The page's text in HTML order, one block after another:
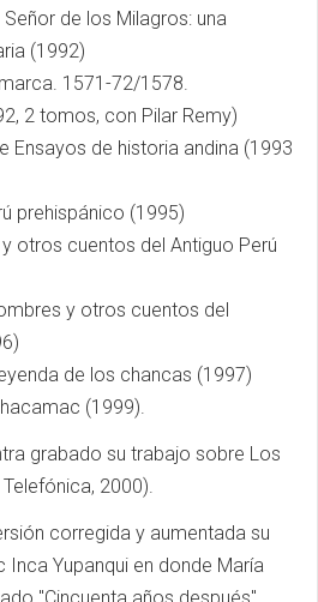
de los Milagros: una
(1992)
1571-72/1578.
2 tomos, con Pilar Remy)
Ensayos de historia andina (1993
prehispánico (1995)
otros cuentos del Antiguo Perú
y otros cuentos del
de los chancas (1997)
(1999).
grabado su trabajo sobre Los
2000).
corregida y aumentada su
Yupanqui en donde María